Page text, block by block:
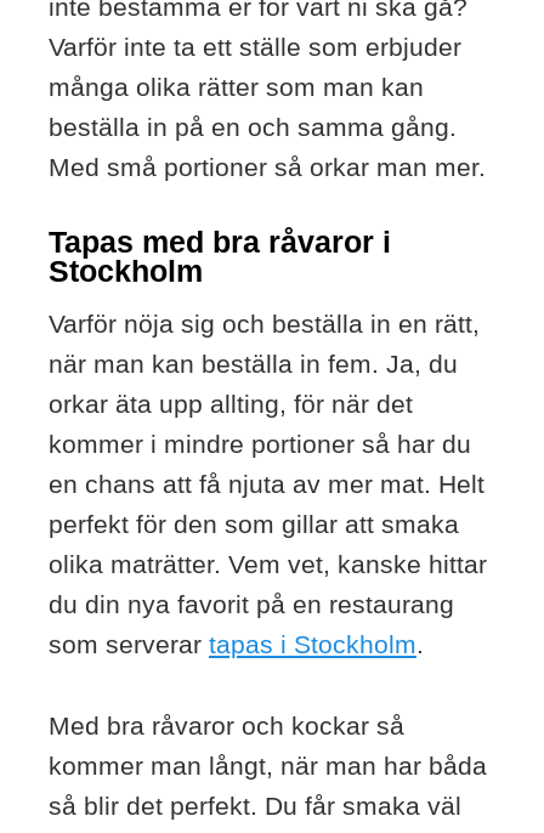
inte bestämma er för vart ni ska gå?
Varför inte ta ett ställe som erbjuder
många olika rätter som man kan
beställa in på en och samma gång.
Med små portioner så orkar man mer.
Tapas med bra råvaror i
Stockholm
Varför nöja sig och beställa in en rätt,
när man kan beställa in fem. Ja, du
orkar äta upp allting, för när det
kommer i mindre portioner så har du
en chans att få njuta av mer mat. Helt
perfekt för den som gillar att smaka
olika maträtter. Vem vet, kanske hittar
du din nya favorit på en restaurang
som serverar tapas i Stockholm.
Med bra råvaror och kockar så
kommer man långt, när man har båda
så blir det perfekt. Du får smaka väl